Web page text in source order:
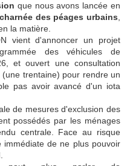
que nous avons lancée en
des péages urbains
la matière.
vient d'annoncer un projet
des véhicules de
et ouvert une consultation
trentaine) pour rendre un
pas avoir avancé d'un iota
de mesures d'exclusion des
possédés par les ménages
centrale. Face au risque
de ne plus pouvoir